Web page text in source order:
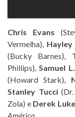
Chris Evans
Vermelha),
(Bucky Barnes),
Phillips),Samuel
(Howard Stark),
Stanley Tucci(Dr.
Zola) e Derek Luke